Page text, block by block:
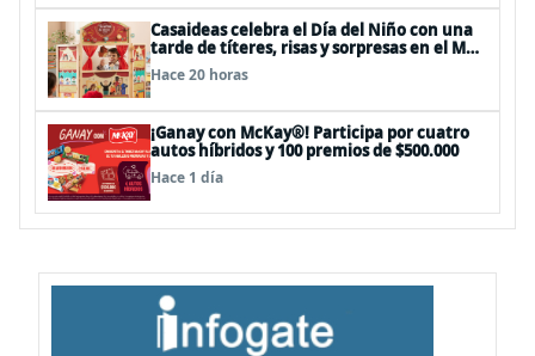
Casaideas celebra el Día del Niño con una
tarde de títeres, risas y sorpresas en el Mall
Plaza Vespucio
Hace 20 horas
¡Ganay con McKay®! Participa por cuatro
autos híbridos y 100 premios de $500.000
Hace 1 día